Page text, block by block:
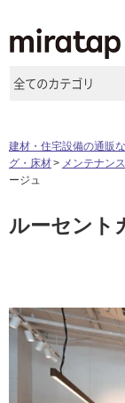
洗面所・水回り
キッチン
ウッドデッキ
収納
施工事例
店舗・施設事
名古屋ショー
ショール
ご利用ガイド
よくある質問
ミラタップと
ASOLIE
建材・住宅設備の通販
グ・床材
メンテナンス
ージュ
ルーセント